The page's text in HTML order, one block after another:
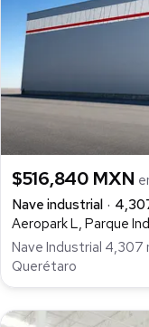
$516,840 MXN
Nave industrial
Aeropark L, Parque
Nave Industrial 4,307
Querétaro